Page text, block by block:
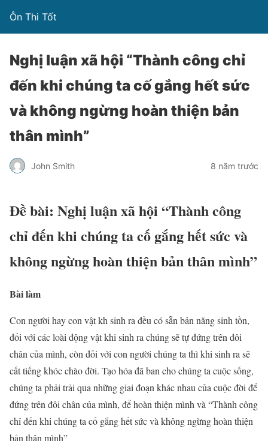
Ôn Thi Tốt
Nghị luận xã hội “Thành công chỉ
đến khi chúng ta cố gắng hết sức
và không ngừng hoàn thiện bản
thân mình”
John Smith 8 năm trước
Đề bài: Nghị luận xã hội “Thành công
chỉ đến khi chúng ta cố gắng hết sức và
không ngừng hoàn thiện bản thân mình”
Bài làm
Con người hay con vật kh sinh ra đều có sẵn bản năng sinh tồn,
đối với các loài động vật khi sinh ra chúng sẽ tự đứng trên đôi
chân của mình, còn đối với con người chúng ta thì khi sinh ra sẽ
cất tiếng khóc chào đời. Tạo hóa đã ban cho chúng ta cuộc sống,
chúng ta phải trải qua những giai đoạn khác nhau của cuộc đời để
đứng trên đôi chân của mình, để hoàn thiện mình và “Thành công
chỉ đến khi chúng ta cố gắng hết sức và không ngừng hoàn thiện
bản thân mình”